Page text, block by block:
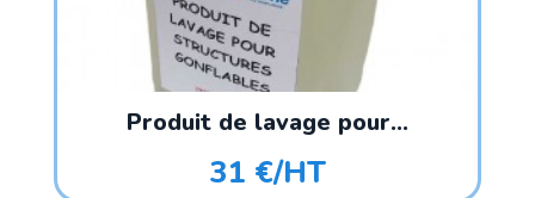
Produit de lavage pour...
31 €/HT